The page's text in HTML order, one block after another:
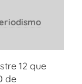
12 que
de